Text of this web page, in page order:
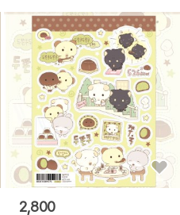
2,800